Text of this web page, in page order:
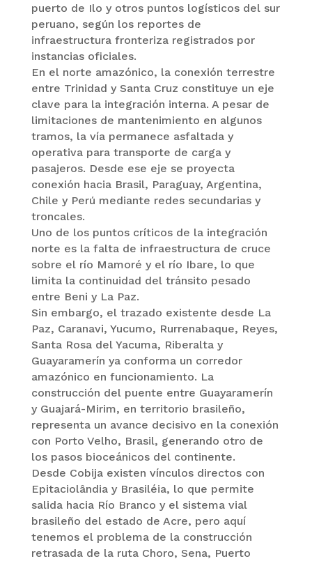
puerto de Ilo y otros puntos logísticos del sur
peruano, según los reportes de
infraestructura fronteriza registrados por
instancias oficiales.
En el norte amazónico, la conexión terrestre
entre Trinidad y Santa Cruz constituye un eje
clave para la integración interna. A pesar de
limitaciones de mantenimiento en algunos
tramos, la vía permanece asfaltada y
operativa para transporte de carga y
pasajeros. Desde ese eje se proyecta
conexión hacia Brasil, Paraguay, Argentina,
Chile y Perú mediante redes secundarias y
troncales.
Uno de los puntos críticos de la integración
norte es la falta de infraestructura de cruce
sobre el río Mamoré y el río Ibare, lo que
limita la continuidad del tránsito pesado
entre Beni y La Paz.
Sin embargo, el trazado existente desde La
Paz, Caranavi, Yucumo, Rurrenabaque, Reyes,
Santa Rosa del Yacuma, Riberalta y
Guayaramerín ya conforma un corredor
amazónico en funcionamiento. La
construcción del puente entre Guayaramerín
y Guajará-Mirim, en territorio brasileño,
representa un avance decisivo en la conexión
con Porto Velho, Brasil, generando otro de
los pasos bioceánicos del continente.
Desde Cobija existen vínculos directos con
Epitaciolândia y Brasiléia, lo que permite
salida hacia Río Branco y el sistema vial
brasileño del estado de Acre, pero aquí
tenemos el problema de la construcción
retrasada de la ruta Choro, Sena, Puerto